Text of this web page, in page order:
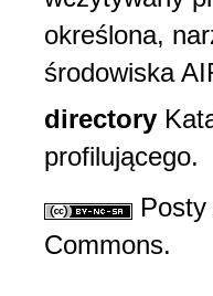
określona,
środowiska
directory
profilującego.
Commons.